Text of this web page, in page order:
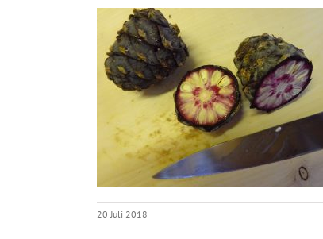
20 Juli 2018